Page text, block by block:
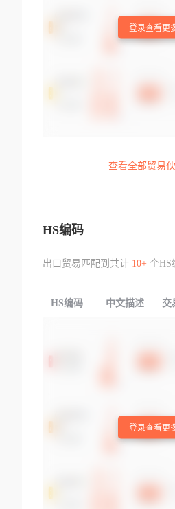
登录查看更
查看全部贸易
HS编码
出口贸易匹配到共计 10+个HS
HS编码 中文描述 交
登录查看更